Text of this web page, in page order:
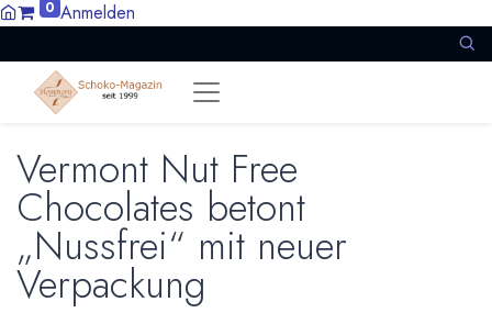
0 Anmelden
Vermont Nut Free
Chocolates betont
„Nussfrei“ mit neuer
Verpackung